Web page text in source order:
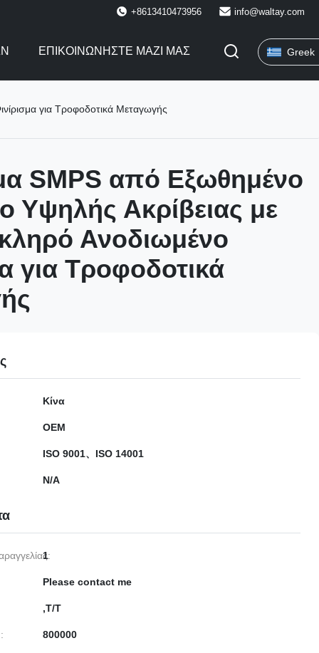
+8613410473956 info@waltay.com
ΕΠΙΚΟΙΝΩΝΉΣΤΕ ΜΑΖΊ ΜΑΣ Greek
για Τροφοδοτικά Μεταγωγής
SMPS από Εξωθημένο
Υψηλής Ακρίβειας με
Ανοδιωμένο
για Τροφοδοτικά
Κίνα
OEM
ISO 9001、ISO 14001
N/A
1
Please contact me
,Τ/Τ
800000